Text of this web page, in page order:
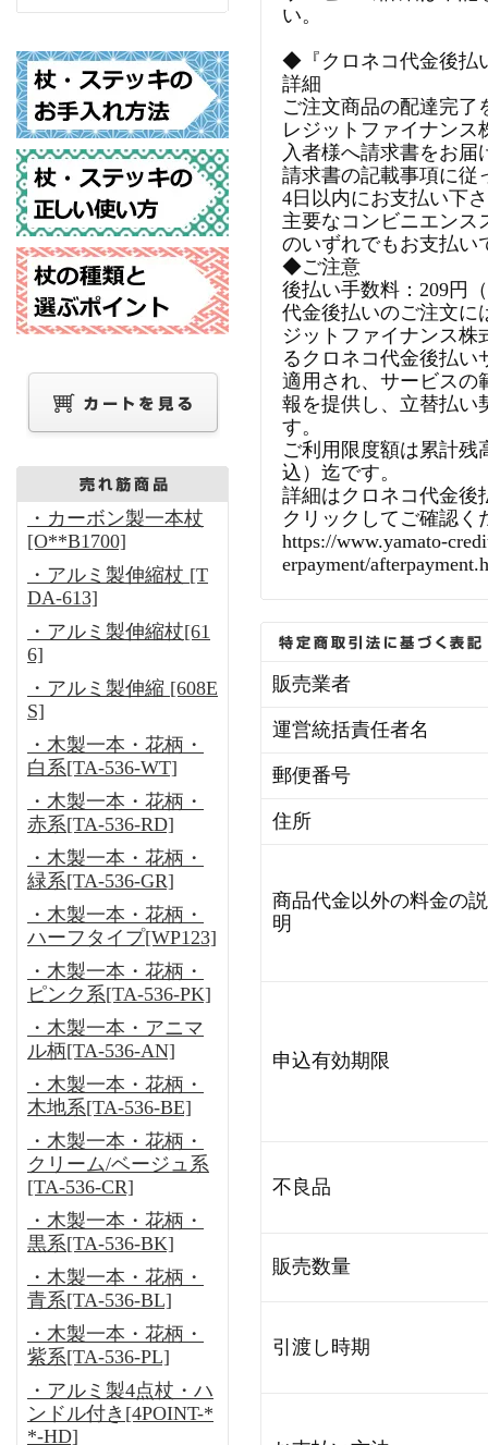
・カーボン製一本杖
[O**B1700]
・アルミ製伸縮杖 [T
DA-613]
・アルミ製伸縮杖[61
6]
・アルミ製伸縮 [608E
S]
・木製一本・花柄・
白系[TA-536-WT]
・木製一本・花柄・
赤系[TA-536-RD]
・木製一本・花柄・
緑系[TA-536-GR]
・木製一本・花柄・
ハーフタイプ[WP123]
・木製一本・花柄・
ピンク系[TA-536-PK]
・木製一本・アニマ
ル柄[TA-536-AN]
・木製一本・花柄・
木地系[TA-536-BE]
・木製一本・花柄・
クリーム/ベージュ系
[TA-536-CR]
・木製一本・花柄・
黒系[TA-536-BK]
・木製一本・花柄・
青系[TA-536-BL]
・木製一本・花柄・
紫系[TA-536-PL]
・アルミ製4点杖・ハ
ンドル付き[4POINT-*
*-HD]
い。
◆『クロネコ代金後払
詳細
ご注文商品の配達完了
レジットファイナンス
入者様へ請求書をお届
請求書の記載事項に従
4日以内にお支払い下
主要なコンビニエンス
のいずれでもお支払い
◆ご注意
後払い手数料：209円
代金後払いのご注文に
ジットファイナンス株
るクロネコ代金後払い
適用され、サービスの
報を提供し、立替払い
す。
ご利用限度額は累計残
込）迄です。
詳細はクロネコ代金後
クリックしてご確認く
https://www.yamato-
erpayment/
販売業者
運営統括責任者名
郵便番号
住所
商品代金以外の料金の説
明
申込有効期限
不良品
販売数量
引渡し時期